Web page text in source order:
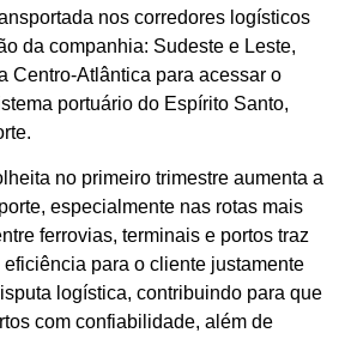
nos corredores logísticos
da companhia: Sudeste e Leste,
Centro-Atlântica para acessar o
portuário do Espírito Santo,
no primeiro trimestre aumenta a
especialmente nas rotas mais
ferrovias, terminais e portos traz
para o cliente justamente
logística, contribuindo para que
com confiabilidade, além de